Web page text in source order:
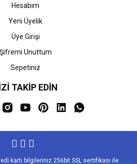
Hesabım
Yeni Üyelik
Üye Girişi
Şifremi Unuttum
Sepetiniz
TAKİP EDİN
kartı bilgileriniz 256bit SSL sertifikası ile